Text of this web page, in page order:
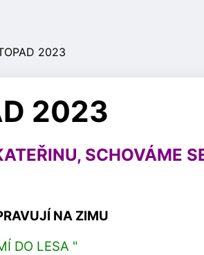
2023
2023
SCHOVÁME
NA ZIMU
DO LESA "